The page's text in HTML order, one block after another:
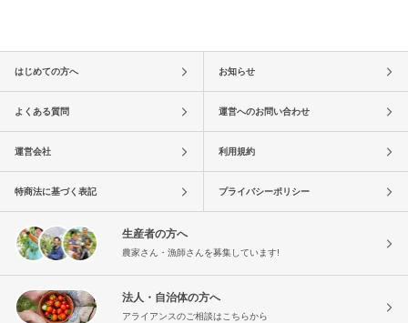
はじめての方へ お知らせ
よくある質問 運営へのお問い合わせ
運営会社 利用規約
特商法に基づく表記 プライバシーポリシー
生産者の方へ
農家さん・漁師さんを募集しています!
法人・自治体の方へ
アライアンスのご相談はこちらから